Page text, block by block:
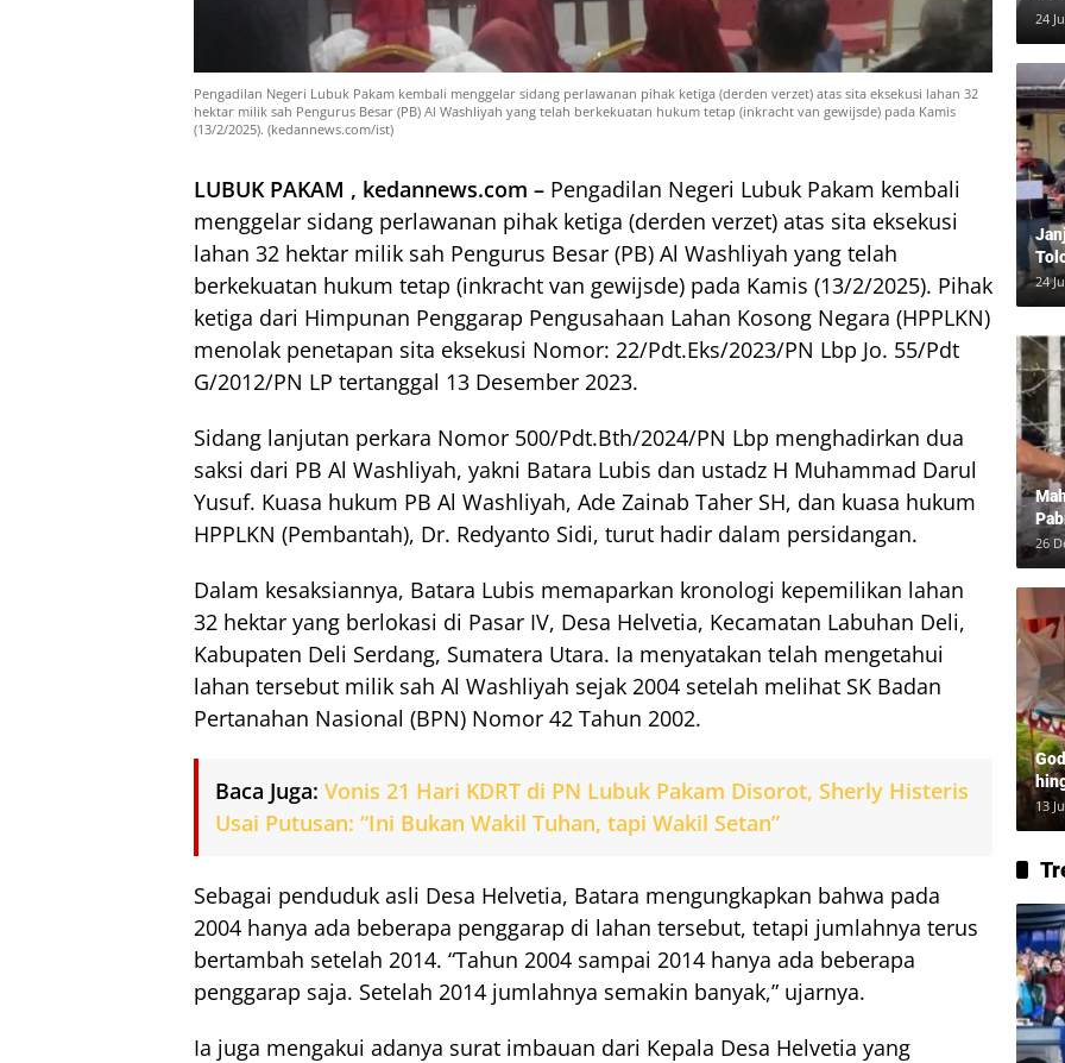
Pengadilan Negeri Lubuk Pakam kembali menggelar sidang perlawanan pihak ketiga (derden verzet) atas sita eksekusi lahan 32
hektar milik sah Pengurus Besar (PB) Al Washliyah yang telah berkekuatan hukum tetap (inkracht van gewijsde) pada Kamis
(13/2/2025). (kedannews.com/ist)
LUBUK PAKAM , kedannews.com – Pengadilan Negeri Lubuk Pakam kembali
menggelar sidang perlawanan pihak ketiga (derden verzet) atas sita eksekusi
lahan 32 hektar milik sah Pengurus Besar (PB) Al Washliyah yang telah
berkekuatan hukum tetap (inkracht van gewijsde) pada Kamis (13/2/2025). Pihak
ketiga dari Himpunan Penggarap Pengusahaan Lahan Kosong Negara (HPPLKN)
menolak penetapan sita eksekusi Nomor: 22/Pdt.Eks/2023/PN Lbp Jo. 55/Pdt
G/2012/PN LP tertanggal 13 Desember 2023.
Sidang lanjutan perkara Nomor 500/Pdt.Bth/2024/PN Lbp menghadirkan dua
saksi dari PB Al Washliyah, yakni Batara Lubis dan ustadz H Muhammad Darul
Yusuf. Kuasa hukum PB Al Washliyah, Ade Zainab Taher SH, dan kuasa hukum
HPPLKN (Pembantah), Dr. Redyanto Sidi, turut hadir dalam persidangan.
Dalam kesaksiannya, Batara Lubis memaparkan kronologi kepemilikan lahan
32 hektar yang berlokasi di Pasar IV, Desa Helvetia, Kecamatan Labuhan Deli,
Kabupaten Deli Serdang, Sumatera Utara. Ia menyatakan telah mengetahui
lahan tersebut milik sah Al Washliyah sejak 2004 setelah melihat SK Badan
Pertanahan Nasional (BPN) Nomor 42 Tahun 2002.
Baca Juga: Vonis 21 Hari KDRT di PN Lubuk Pakam Disorot, Sherly Histeris
Usai Putusan: “Ini Bukan Wakil Tuhan, tapi Wakil Setan”
Sebagai penduduk asli Desa Helvetia, Batara mengungkapkan bahwa pada
2004 hanya ada beberapa penggarap di lahan tersebut, tetapi jumlahnya terus
bertambah setelah 2014. “Tahun 2004 sampai 2014 hanya ada beberapa
penggarap saja. Setelah 2014 jumlahnya semakin banyak,” ujarnya.
Ia juga mengakui adanya surat imbauan dari Kepala Desa Helvetia yang
24
24
26
13